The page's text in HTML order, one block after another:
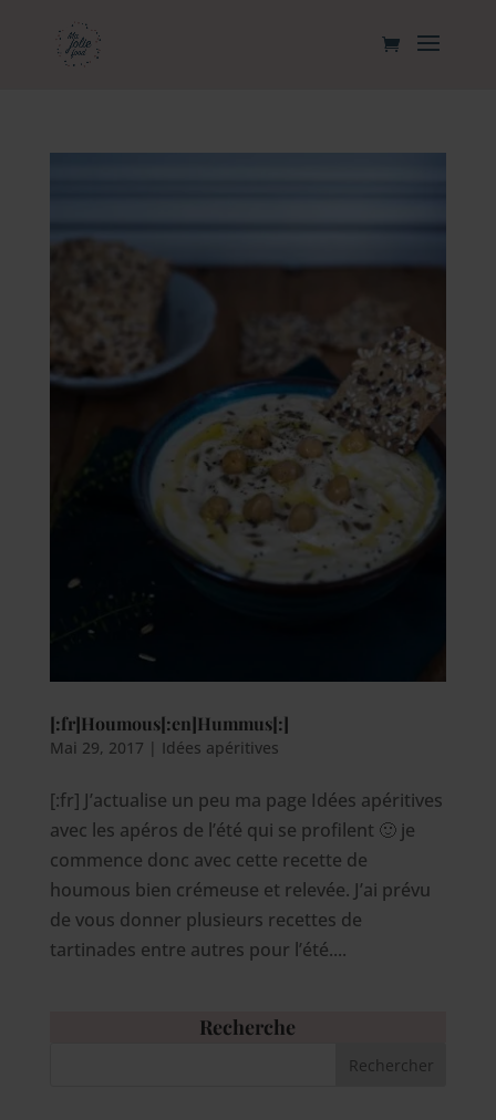
[:fr]Houmous[:en]Hummus[:]
Mai 29, 2017 | Idées apéritives
[:fr] J’actualise un peu ma page Idées apéritives
avec les apéros de l’été qui se profilent 🙂 je
commence donc avec cette recette de
houmous bien crémeuse et relevée. J’ai prévu
de vous donner plusieurs recettes de
tartinades entre autres pour l’été....
Recherche